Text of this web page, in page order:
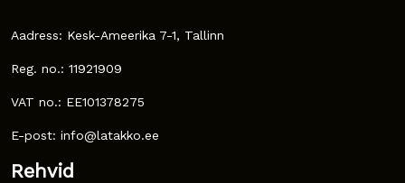
Aadress: Kesk-Ameerika 7-1, Tallinn
Reg. no.: 11921909
VAT no.: EE101378275
E-post: info@latakko.ee
Rehvid